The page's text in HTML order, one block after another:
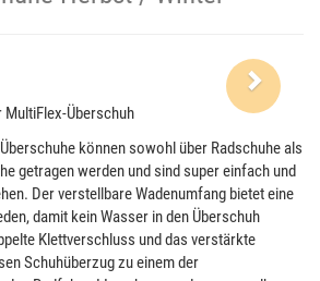
Next
Überschuh
können sowohl über Radschuhe als
getragen werden und sind super einfach und
Der verstellbare Wadenumfang bietet eine
damit kein Wasser in den Überschuh
Klettverschluss und das verstärkte
Schuhüberzug zu einem der